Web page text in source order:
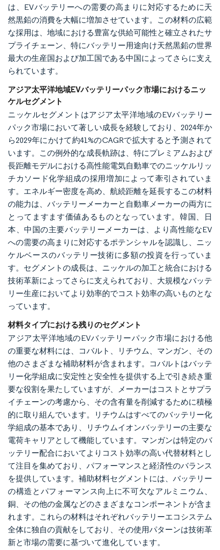
は、EVバッテリーへの需要の高まりに対応するために天
然黒鉛の消費を大幅に増加させています。この材料の広範
な採用は、地域における豊富な供給可能性と確立されたサ
プライチェーン、特にバッテリー用途向け天然黒鉛の世界
最大の生産国および加工国である中国によってさらに支え
られています。
アジア太平洋地域EVバッテリーパック市場におけるニッ
ケルセグメント
ニッケルセグメントはアジア太平洋地域のEVバッテリー
パック市場において著しい成長を経験しており、2024年か
ら2029年にかけて約41%のCAGRで拡大すると予測されて
います。この例外的な成長軌跡は、特にプレミアムおよび
長距離モデルにおける高性能電気自動車でのニッケルリッ
チカソード化学組成の採用増加によって牽引されていま
す。エネルギー密度を高め、航続距離を延長するこの材料
の能力は、バッテリーメーカーと自動車メーカーの両方に
とってますます価値あるものとなっています。韓国、日
本、中国の主要バッテリーメーカーは、より高性能なEV
への需要の高まりに対応するポテンシャルを認識し、ニッ
ケルベースのバッテリー技術に多額の投資を行っていま
す。セグメントの成長は、ニッケルの加工と統合における
技術革新によってさらに支えられており、大規模なバッテ
リー生産においてより効率的でコスト効率の高いものとな
っています。
材料タイプにおける残りのセグメント
アジア太平洋地域のEVバッテリーパック市場における他
の重要な材料には、コバルト、リチウム、マンガン、その
他のさまざまな補助材料が含まれます。コバルトはバッテ
リー化学組成に安定性と安全性を提供する上で引き続き重
要な役割を果たしていますが、メーカーはコストとサプラ
イチェーンの考慮から、その含有量を削減するために積極
的に取り組んでいます。リチウムはすべてのバッテリー化
学組成の基本であり、リチウムイオンバッテリーの主要な
電荷キャリアとして機能しています。マンガンは特定のバ
ッテリー配合においてよりコスト効率の高い代替材料とし
て注目を集めており、パフォーマンスと経済性のバランス
を提供しています。補助材料セグメントには、バッテリー
の構造とパフォーマンス向上に不可欠なアルミニウム、
銅、その他の金属などのさまざまなコンポーネントが含ま
れます。これらの材料はそれぞれバッテリーエコシステム
全体に独自の貢献をしており、その使用パターンは技術革
新と市場の需要に基づいて進化しています。